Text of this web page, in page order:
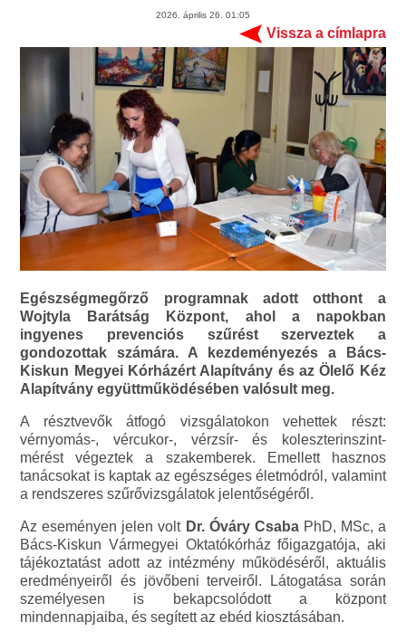
2026. április 26. 01:05
Vissza a címlapra
Egészségmegőrző programnak adott otthont a
Wojtyla Barátság Központ, ahol a napokban
ingyenes prevenciós szűrést szerveztek a
gondozottak számára. A kezdeményezés a Bács-
Kiskun Megyei Kórházért Alapítvány és az Ölelő Kéz
Alapítvány együttműködésében valósult meg.
A résztvevők átfogó vizsgálatokon vehettek részt:
vérnyomás-, vércukor-, vérzsír- és koleszterinszint-
mérést végeztek a szakemberek. Emellett hasznos
tanácsokat is kaptak az egészséges életmódról, valamint
a rendszeres szűrővizsgálatok jelentőségéről.
Az eseményen jelen volt Dr. Óváry CsabaPhD, MSc, a
Bács-Kiskun Vármegyei Oktatókórház főigazgatója, aki
tájékoztatást adott az intézmény működéséről, aktuális
eredményeiről és jövőbeni terveiről. Látogatása során
személyesen is bekapcsolódott a központ
mindennapjaiba, és segített az ebéd kiosztásában.